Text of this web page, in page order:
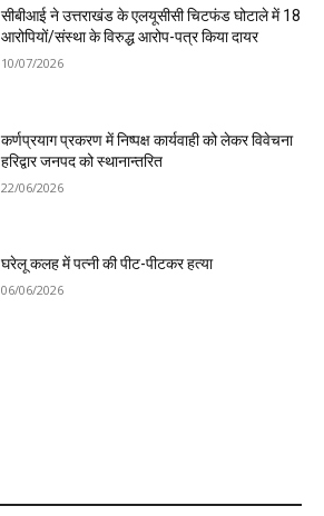
सीबीआई ने उत्तराखंड के एलयूसीसी चिटफंड घोटाले में 18
आरोपियों/संस्था के विरुद्ध आरोप-पत्र किया दायर
10/07/2026
कर्णप्रयाग प्रकरण में निष्पक्ष कार्यवाही को लेकर विवेचना
हरिद्वार जनपद को स्थानान्तरित
22/06/2026
घरेलू कलह में पत्नी की पीट-पीटकर हत्या
06/06/2026